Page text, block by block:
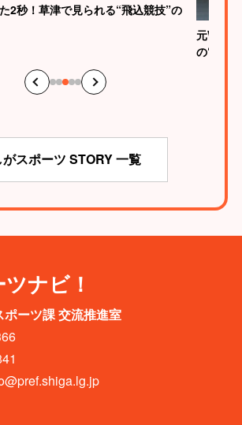
2秒！草津で見られる“飛込競技”の
元WBC
の“神の
がスポーツ STORY 一覧
ナビ！
ーツ課 交流推進室